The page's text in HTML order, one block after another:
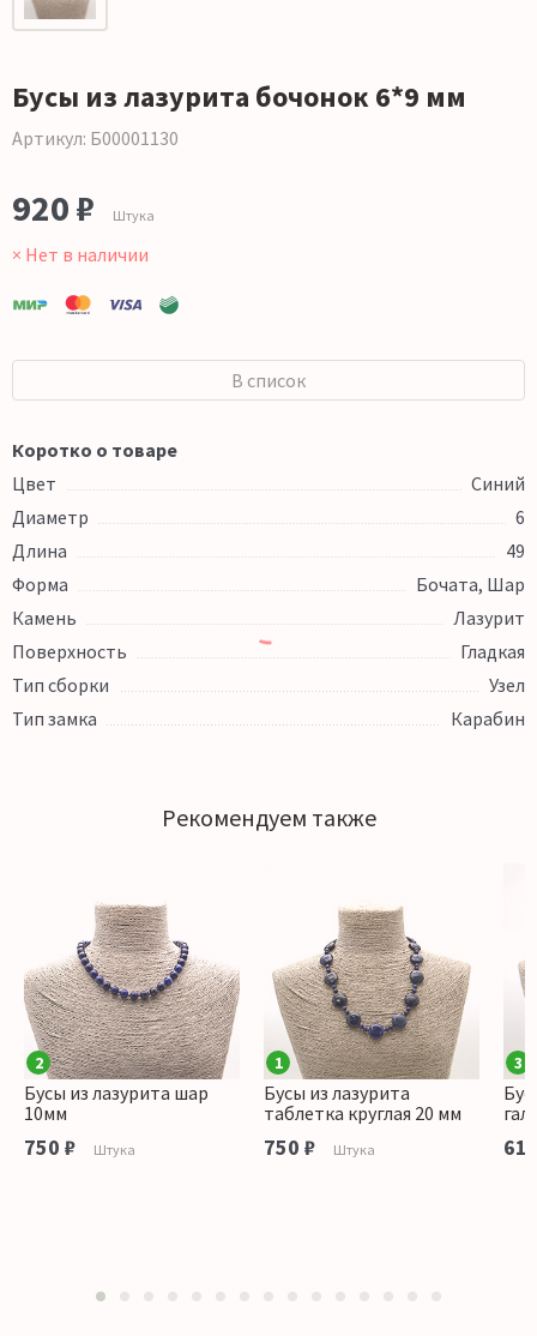
Бусы из лазурита бочонок 6*9 мм
Артикул: Б00001130
920 ₽ Штука
× Нет в наличии
В список
Коротко о товаре
Цвет
Синий
Диаметр
6
Длина
49
Форма
Бочата, Шар
Камень
Лазурит
Поверхность
Гладкая
Тип сборки
Узел
Тип замка
Карабин
Рекомендуем также
2
Бусы из лазурита шар
10мм
750 ₽ Штука
1
Бусы из лазурита
таблетка круглая 20 мм
750 ₽ Штука
3